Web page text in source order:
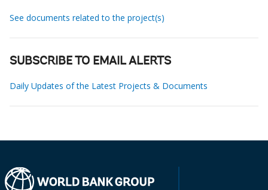
See documents related to the project(s)
SUBSCRIBE TO EMAIL ALERTS
Daily Updates of the Latest Projects & Documents